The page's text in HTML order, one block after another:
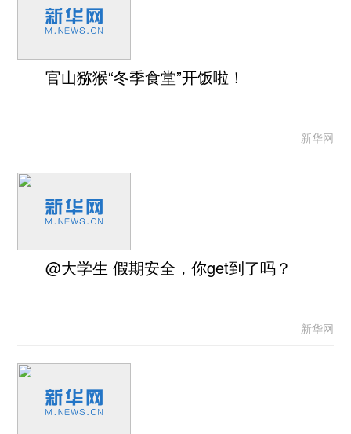
官山猕猴“冬季食堂”开饭啦！
新华网
@大学生 假期安全，你get到了吗？
新华网